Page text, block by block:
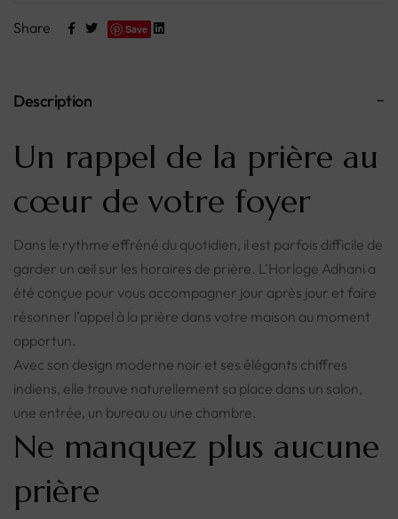
Share Save
Description
Un rappel de la prière au
cœur de votre foyer
Dans le rythme effréné du quotidien, il est parfois difficile de
garder un œil sur les horaires de prière. L’Horloge Adhani a
été conçue pour vous accompagner jour après jour et faire
résonner l’appel à la prière dans votre maison au moment
opportun.
Avec son design moderne noir et ses élégants chiffres
indiens, elle trouve naturellement sa place dans un salon,
une entrée, un bureau ou une chambre.
Ne manquez plus aucune
prière